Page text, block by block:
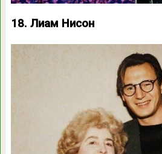
18. Лиам Нисон